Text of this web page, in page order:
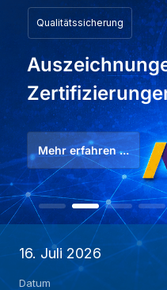
Qualitätssicherung
Mehr erfahren ...
16. Juli 2026
Datum